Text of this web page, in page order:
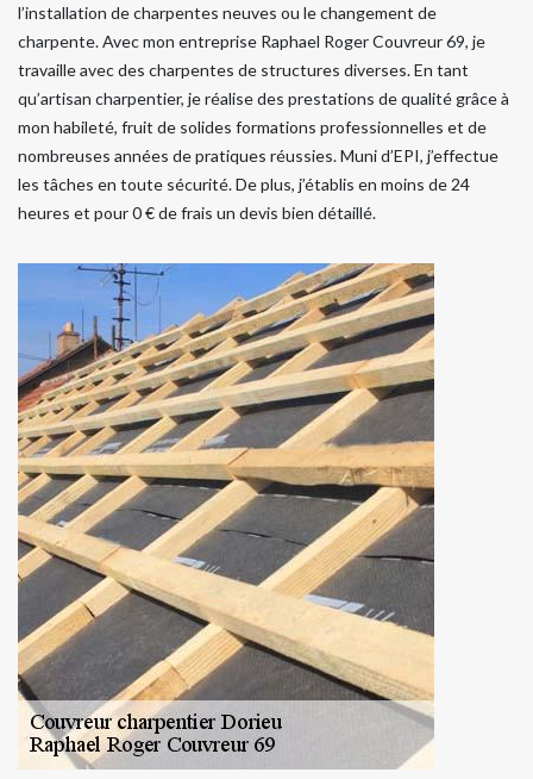
l’installation de charpentes neuves ou le changement de
charpente. Avec mon entreprise Raphael Roger Couvreur 69, je
travaille avec des charpentes de structures diverses. En tant
qu’artisan charpentier, je réalise des prestations de qualité grâce à
mon habileté, fruit de solides formations professionnelles et de
nombreuses années de pratiques réussies. Muni d’EPI, j’effectue
les tâches en toute sécurité. De plus, j’établis en moins de 24
heures et pour 0 € de frais un devis bien détaillé.